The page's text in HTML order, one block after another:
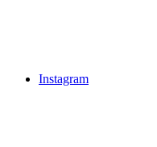
Instagram